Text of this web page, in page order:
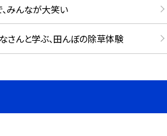
みんなが大笑い
んと学ぶ、田んぼの除草体験